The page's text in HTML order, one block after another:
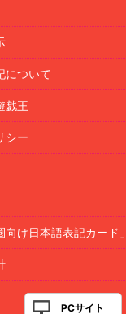
について
戯王
シー
向け日本語表記カード
PCサイト